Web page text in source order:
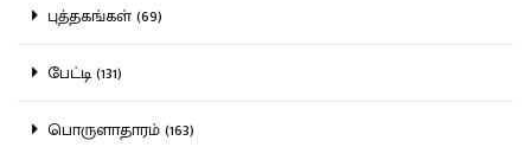
புத்தகங்கள் (69)
பேட்டி (131)
பொருளாதாரம் (163)